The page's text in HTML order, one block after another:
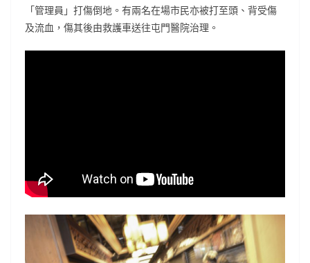
「管理員」打傷倒地。有兩名在場市民亦被打至頭、背受傷
及流血，傷其後由救護車送往屯門醫院治理。